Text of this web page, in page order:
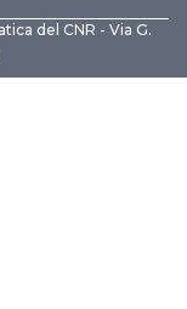
del CNR - Via G.